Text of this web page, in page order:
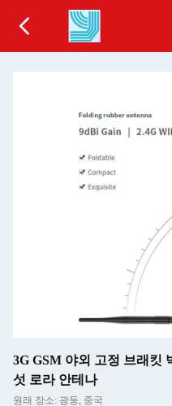
3G GSM 야외 고정 브래킷
섯 로라 안테나
원래 장소: 광둥, 중국